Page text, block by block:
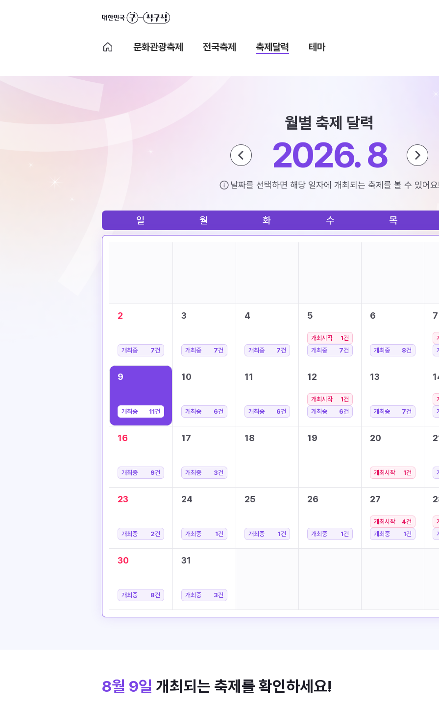
문화관광축제 전국축제 축제달력 테마
월별 축제 달력
2026. 8
날짜를 선택하면 해당 일자에 개최되는 축제를 볼 수 있어
일 월 화 수 목
2
개최중 7건
3
개최중 7건
4
개최중 7건
5
개최시작 1건
개최중
7건
6
개최중 8건
7
9
개최중 11건
10
개최중 6건
11
개최중 6건
12
개최시작 1건
개최중
6건
13
개최중 7건
16
개최중 9건
17
개최중 3건
18 19 20
개최시작 1건
23
개최중 2건
24
개최중 1건
25
개최중 1건
26
개최중 1건
27
개최시작 4건
개최중
1건
30
개최중 8건
31
개최중 3건
8월 9일 개최되는 축제를 확인하세요!